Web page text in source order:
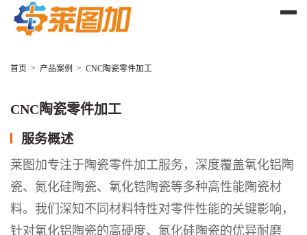
首页 > 产品案例 > CNC陶瓷零件加工
CNC陶瓷零件加工
服务概述
莱图加专注于陶瓷零件加工服务，深度覆盖氧化铝陶
瓷、氮化硅陶瓷、氧化锆陶瓷等多种高性能陶瓷材
料。我们深知不同材料特性对零件性能的关键影响，
针对氧化铝陶瓷的高硬度、氮化硅陶瓷的优异耐磨